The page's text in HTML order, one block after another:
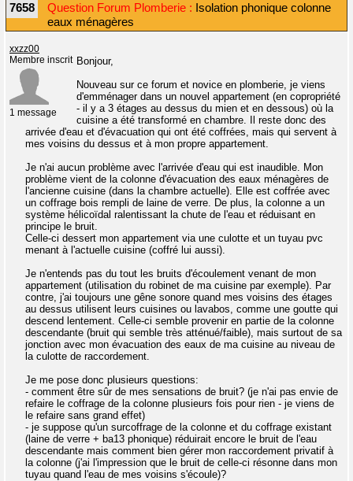
7658 Question Forum Plomberie : Isolation phonique colonne
eaux ménagères
xxzz00
Membre inscrit
1 message
Bonjour,
Nouveau sur ce forum et novice en plomberie, je viens
d'emménager dans un nouvel appartement (en copropriété
- il y a 3 étages au dessus du mien et en dessous) où la
cuisine a été transformé en chambre. Il reste donc des
arrivée d'eau et d'évacuation qui ont été coffrées, mais qui servent à
mes voisins du dessus et à mon propre appartement.
Je n'ai aucun problème avec l'arrivée d'eau qui est inaudible. Mon
problème vient de la colonne d'évacuation des eaux ménagères de
l'ancienne cuisine (dans la chambre actuelle). Elle est coffrée avec
un coffrage bois rempli de laine de verre. De plus, la colonne a un
système hélicoïdal ralentissant la chute de l'eau et réduisant en
principe le bruit.
Celle-ci dessert mon appartement via une culotte et un tuyau pvc
menant à l'actuelle cuisine (coffré lui aussi).
Je n'entends pas du tout les bruits d'écoulement venant de mon
appartement (utilisation du robinet de ma cuisine par exemple). Par
contre, j'ai toujours une gêne sonore quand mes voisins des étages
au dessus utilisent leurs cuisines ou lavabos, comme une goutte qui
descend lentement. Celle-ci semble provenir en partie de la colonne
descendante (bruit qui semble très atténué/faible), mais surtout de sa
jonction avec mon évacuation des eaux de ma cuisine au niveau de
la culotte de raccordement.
Je me pose donc plusieurs questions:
- comment être sûr de mes sensations de bruit? (je n'ai pas envie de
refaire le coffrage de la colonne plusieurs fois pour rien - je viens de
le refaire sans grand effet)
- je suppose qu'un surcoffrage de la colonne et du coffrage existant
(laine de verre + ba13 phonique) réduirait encore le bruit de l'eau
descendante mais comment bien gérer mon raccordement privatif à
la colonne (j'ai l'impression que le bruit de celle-ci résonne dans mon
tuyau quand l'eau de mes voisins s'écoule)?